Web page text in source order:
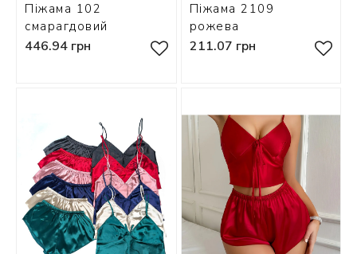
Піжама 102
смарагдовий
446.94 грн
Піжама 2109
рожева
211.07 грн